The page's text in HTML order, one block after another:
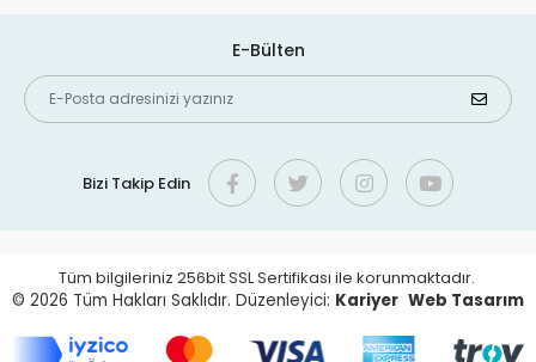
E-Bülten
Bizi Takip Edin
Tüm bilgileriniz 256bit SSL Sertifikası ile korunmaktadır.
© 2026 Tüm Hakları Saklıdır. Düzenleyici: Kariyer Web Tasarım